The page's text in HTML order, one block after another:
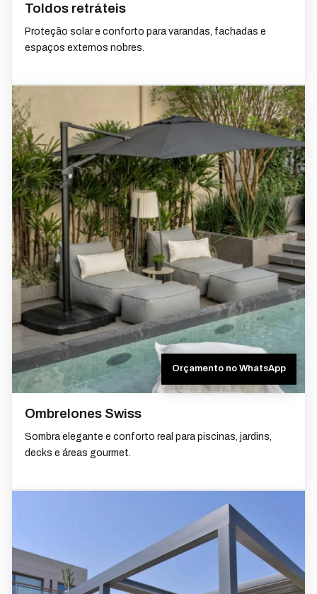
Toldos retráteis
Proteção solar e conforto para varandas, fachadas e
espaços externos nobres.
Ombrelones Swiss
Sombra elegante e conforto real para piscinas, jardins,
decks e áreas gourmet.
Orçamento no WhatsApp